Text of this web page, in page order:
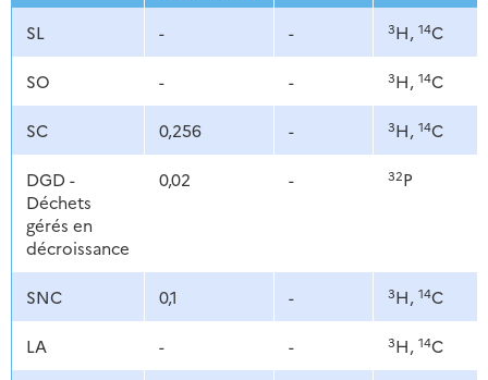
SL - - 3H, 14C
SO - - 3H, 14C
SC 0,256 - 3H, 14C
DGD -
Déchets
gérés en
décroissance
0,02 - 32P
SNC 0,1 - 3H, 14C
LA - - 3H, 14C